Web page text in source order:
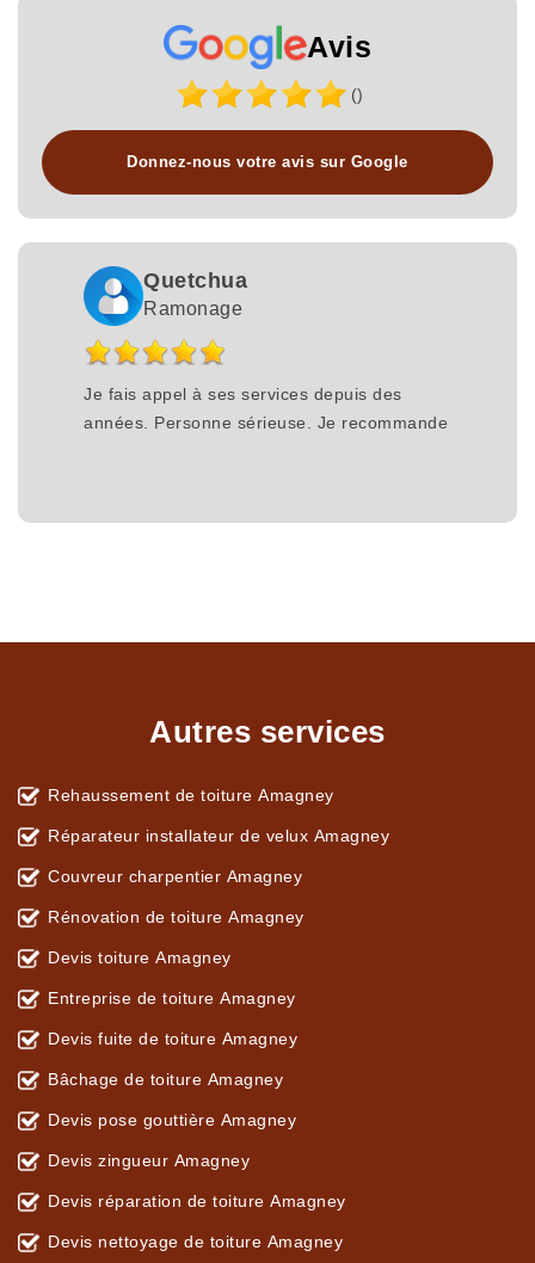
Avis
()
Donnez-nous votre avis sur Google
Quetchua
Ramonage
Je fais appel à ses services depuis des
années. Personne sérieuse. Je recommande
Autres services
Rehaussement de toiture Amagney
Réparateur installateur de velux Amagney
Couvreur charpentier Amagney
Rénovation de toiture Amagney
Devis toiture Amagney
Entreprise de toiture Amagney
Devis fuite de toiture Amagney
Bâchage de toiture Amagney
Devis pose gouttière Amagney
Devis zingueur Amagney
Devis réparation de toiture Amagney
Devis nettoyage de toiture Amagney